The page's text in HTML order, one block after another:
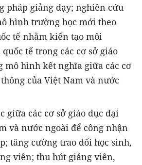
pháp giảng dạy; nghiên cứu
hình trường học mới theo
tế nhằm kiến tạo môi
tế trong các cơ sở giáo
mô hình kết nghĩa giữa các cơ
của Việt Nam và nước
giữa các cơ sở giáo dục đại
và nước ngoài để công nhận
tăng cường trao đổi học sinh,
viên; thu hút giảng viên,